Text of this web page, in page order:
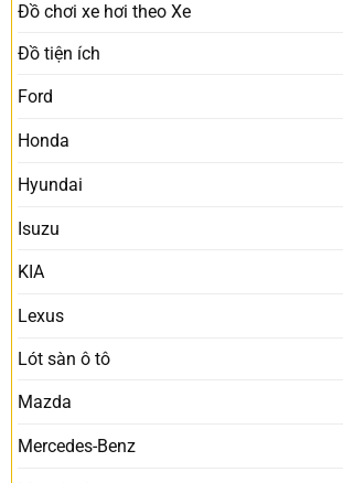
Đồ chơi xe hơi theo Xe
Đồ tiện ích
Ford
Honda
Hyundai
Isuzu
KIA
Lexus
Lót sàn ô tô
Mazda
Mercedes-Benz